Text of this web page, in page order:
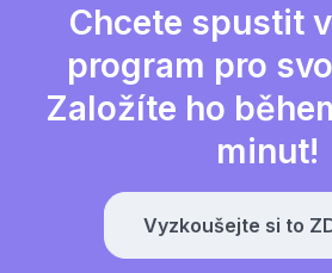
Chcete spustit
program pro
Založíte ho
minut!
Vyzkoušejte si to